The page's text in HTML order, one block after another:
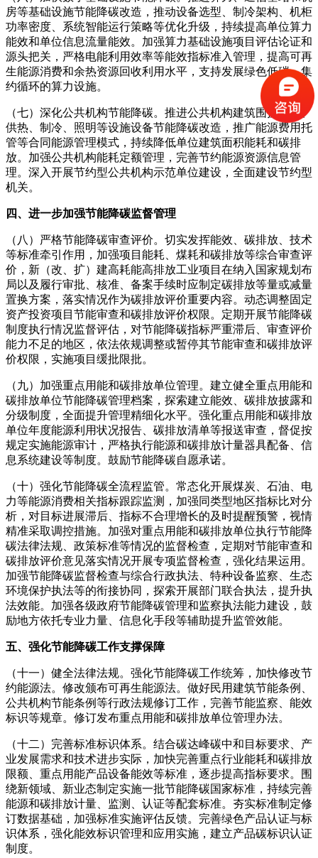
房等基础设施节能降碳改造，推动设备选型、制冷架构、机柜
功率密度、系统智能运行策略等优化升级，持续提高单位算力
能效和单位信息流量能效。加强算力基础设施项目评估论证和
源头把关，严格电能利用效率等能效指标准入管理，提高可再
生能源消费和余热资源回收利用水平，支持发展绿色低碳、集
约循环的算力设施。
（七）深化公共机构节能降碳。推进公共机构建筑围护结构、
供热、制冷、照明等设施设备节能降碳改造，推广能源费用托
管等合同能源管理模式，持续降低单位建筑面积能耗和碳排
放。加强公共机构能耗定额管理，完善节约能源资源信息管
理。深入开展节约型公共机构示范单位建设，全面建设节约型
机关。
四、进一步加强节能降碳监督管理
（八）严格节能降碳审查评价。切实发挥能效、碳排放、技术
等标准牵引作用，加强项目能耗、煤耗和碳排放等综合审查评
价，新（改、扩）建高耗能高排放工业项目在纳入国家规划布
局以及履行审批、核准、备案手续时应制定碳排放等量或减量
置换方案，落实情况作为碳排放评价重要内容。动态调整固定
资产投资项目节能审查和碳排放评价权限。定期开展节能降碳
制度执行情况监督评估，对节能降碳指标严重滞后、审查评价
能力不足的地区，依法依规调整或暂停其节能审查和碳排放评
价权限，实施项目缓批限批。
（九）加强重点用能和碳排放单位管理。建立健全重点用能和
碳排放单位节能降碳管理档案，探索建立能效、碳排放披露和
分级制度，全面提升管理精细化水平。强化重点用能和碳排放
单位年度能源利用状况报告、碳排放清单等报送审查，督促按
规定实施能源审计，严格执行能源和碳排放计量器具配备、信
息系统建设等制度。鼓励节能降碳自愿承诺。
（十）强化节能降碳全流程监管。常态化开展煤炭、石油、电
力等能源消费相关指标跟踪监测，加强同类型地区指标比对分
析，对目标进展滞后、指标不合理增长的及时提醒预警，视情
精准采取调控措施。加强对重点用能和碳排放单位执行节能降
碳法律法规、政策标准等情况的监督检查，定期对节能审查和
碳排放评价意见落实情况开展专项监督检查，强化结果运用。
加强节能降碳监督检查与综合行政执法、特种设备监察、生态
环境保护执法等的衔接协同，探索开展部门联合执法，提升执
法效能。加强各级政府节能降碳管理和监察执法能力建设，鼓
励地方依托专业力量、信息化手段等辅助提升监管效能。
五、强化节能降碳工作支撑保障
（十一）健全法律法规。强化节能降碳工作统筹，加快修改节
约能源法。修改颁布可再生能源法。做好民用建筑节能条例、
公共机构节能条例等行政法规修订工作，完善节能监察、能效
标识等规章。修订发布重点用能和碳排放单位管理办法。
（十二）完善标准标识体系。结合碳达峰碳中和目标要求、产
业发展需求和技术进步实际，加快完善重点行业能耗和碳排放
限额、重点用能产品设备能效等标准，逐步提高指标要求。围
绕新领域、新业态制定实施一批节能降碳国家标准，持续完善
能源和碳排放计量、监测、认证等配套标准。夯实标准制定修
订数据基础，加强标准实施评估反馈。完善绿色产品认证与标
识体系，强化能效标识管理和应用实施，建立产品碳标识认证
制度。